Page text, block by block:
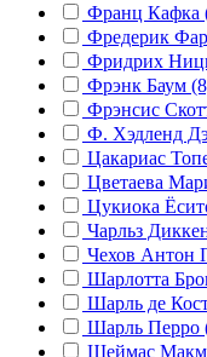
Франц Кафка
Фредерик
Фридрих
Фрэнк Баум
Фрэнсис
Ф. Хэдленд
Цакариас
Цветаева
Цукиока
Чарльз
Чехов Антон
Шарлотта
Шарль де
Шарль Перро
Шеймас